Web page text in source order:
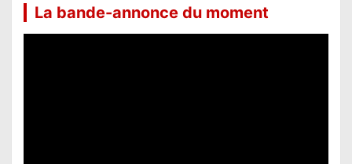
La bande-annonce du moment